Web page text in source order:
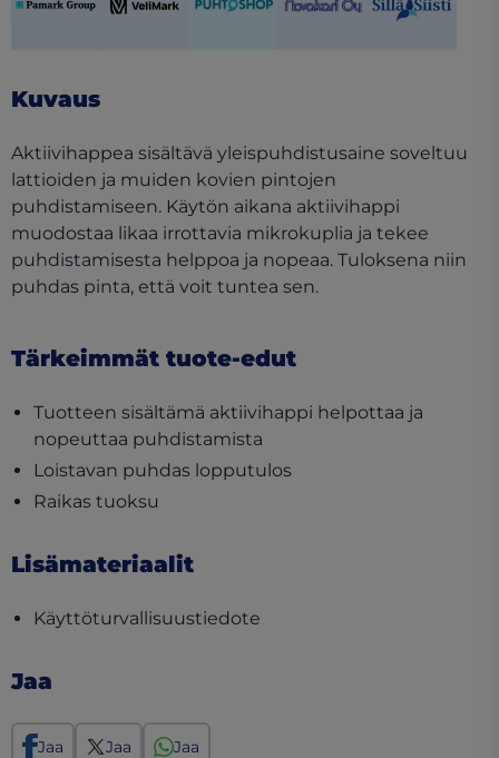
Kuvaus
Aktiivihappea sisältävä yleispuhdistusaine soveltuu
lattioiden ja muiden kovien pintojen
puhdistamiseen. Käytön aikana aktiivihappi
muodostaa likaa irrottavia mikrokuplia ja tekee
puhdistamisesta helppoa ja nopeaa. Tuloksena niin
puhdas pinta, että voit tuntea sen.
Tärkeimmät tuote-edut
Tuotteen sisältämä aktiivihappi helpottaa ja
nopeuttaa puhdistamista
Loistavan puhdas lopputulos
Raikas tuoksu
Lisämateriaalit
Käyttöturvallisuustiedote
Jaa
Jaa Jaa Jaa